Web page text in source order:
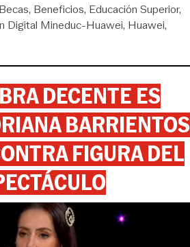
Becas Beneficios Educación Superior
Digital Mineduc-Huawei Huawei
DECENTE ES
BARRIENTOS
FIGURA DEL